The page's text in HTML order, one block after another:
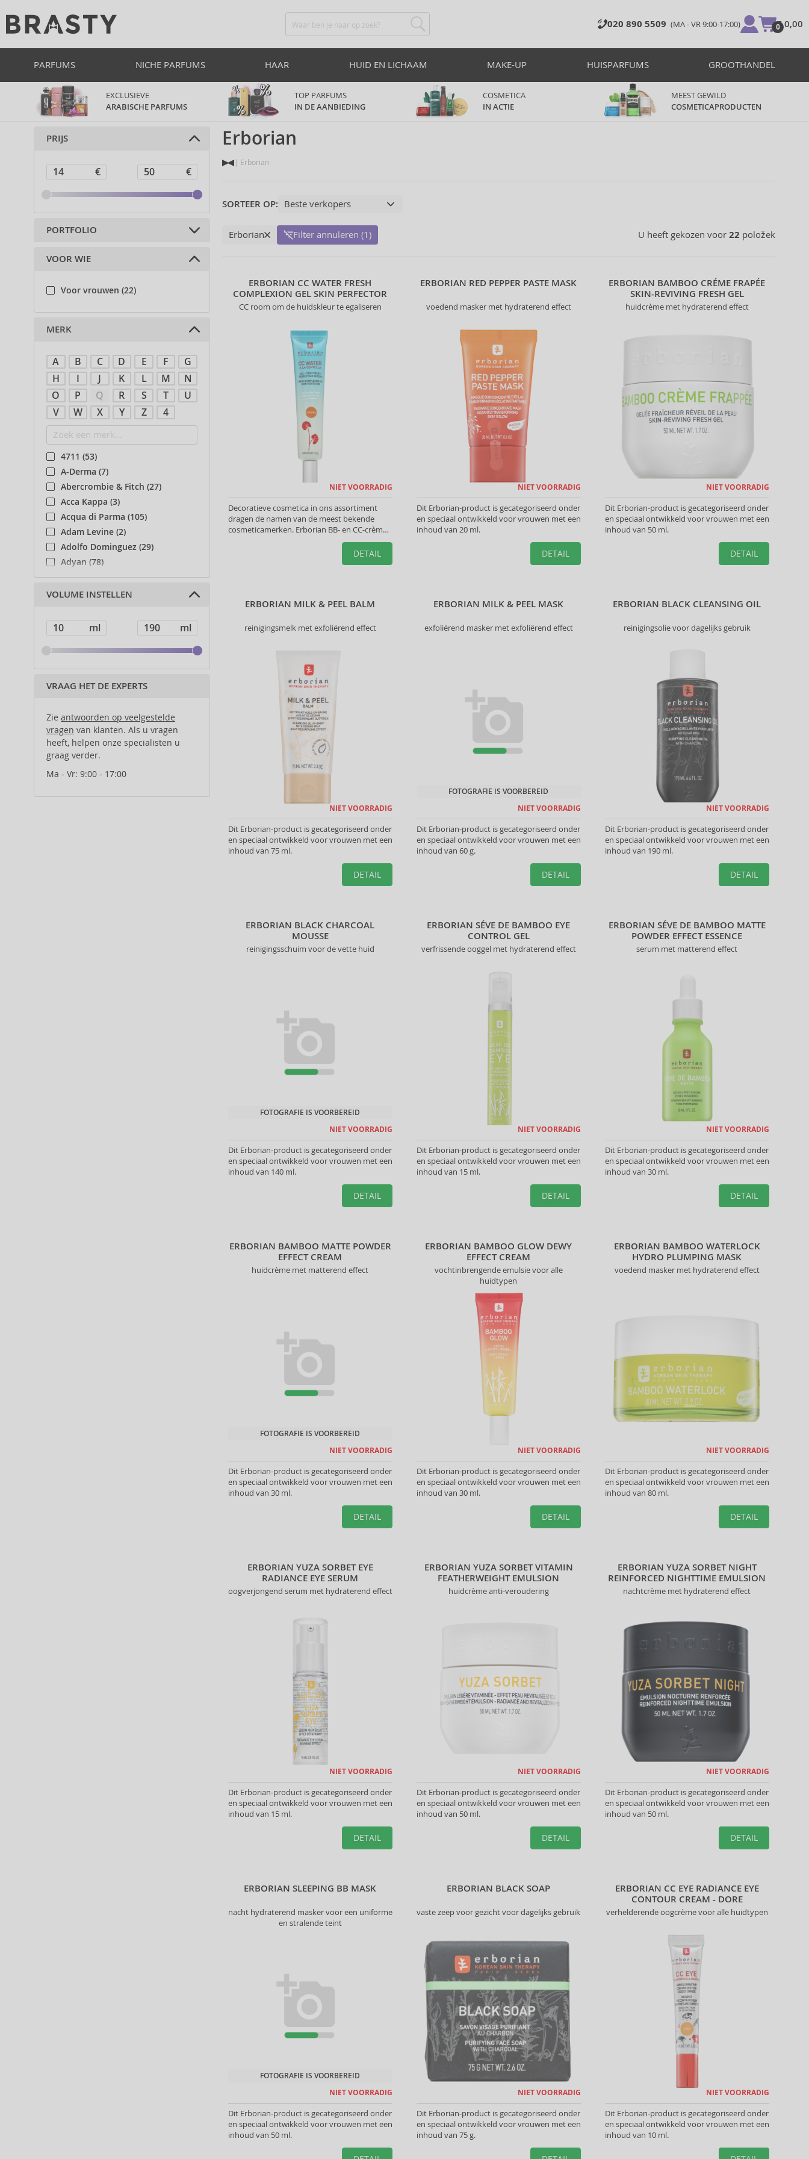
020 890 5509 (MA - VR 9:00-17:00) 0
€ 0,00
PARFUMS NICHE PARFUMS HAAR HUID EN LICHAAM MAKE-UP HUISPARFUMS GROOTHANDEL
EXCLUSIEVE
ARABISCHE PARFUMS
TOP PARFUMS
IN DE AANBIEDING
COSMETICA
IN ACTIE
MEEST GEWILD
COSMETICAPRODUCTEN
Erborian
Erborian
SORTEER OP:
U heeft gekozen voor 22 položek
Erborian Filter annuleren (1)
ERBORIAN CC WATER FRESH
COMPLEXION GEL SKIN PERFECTOR
CC room om de huidskleur te egaliseren
NIET VOORRADIG
Decoratieve cosmetica in ons assortiment
dragen de namen van de meest bekende
cosmeticamerken. Erborian BB- en CC-crèmes
helpen u de perfecte look te creëren.
DETAIL
ERBORIAN RED PEPPER PASTE MASK
voedend masker met hydraterend effect
NIET VOORRADIG
Dit Erborian-product is gecategoriseerd onder
en speciaal ontwikkeld voor vrouwen met een
inhoud van 20 ml.
DETAIL
ERBORIAN BAMBOO CRÉME FRAPÉE
SKIN-REVIVING FRESH GEL
huidcrème met hydraterend effect
NIET VOORRADIG
Dit Erborian-product is gecategoriseerd onder
en speciaal ontwikkeld voor vrouwen met een
inhoud van 50 ml.
DETAIL
ERBORIAN MILK & PEEL BALM
reinigingsmelk met exfoliërend effect
NIET VOORRADIG
Dit Erborian-product is gecategoriseerd onder
en speciaal ontwikkeld voor vrouwen met een
inhoud van 75 ml.
DETAIL
ERBORIAN MILK & PEEL MASK
exfoliërend masker met exfoliërend effect
FOTOGRAFIE IS VOORBEREID
NIET VOORRADIG
Dit Erborian-product is gecategoriseerd onder
en speciaal ontwikkeld voor vrouwen met een
inhoud van 60 g.
DETAIL
ERBORIAN BLACK CLEANSING OIL
reinigingsolie voor dagelijks gebruik
NIET VOORRADIG
Dit Erborian-product is gecategoriseerd onder
en speciaal ontwikkeld voor vrouwen met een
inhoud van 190 ml.
DETAIL
ERBORIAN BLACK CHARCOAL
MOUSSE
reinigingsschuim voor de vette huid
FOTOGRAFIE IS VOORBEREID
NIET VOORRADIG
Dit Erborian-product is gecategoriseerd onder
en speciaal ontwikkeld voor vrouwen met een
inhoud van 140 ml.
DETAIL
ERBORIAN SÉVE DE BAMBOO EYE
CONTROL GEL
verfrissende ooggel met hydraterend effect
NIET VOORRADIG
Dit Erborian-product is gecategoriseerd onder
en speciaal ontwikkeld voor vrouwen met een
inhoud van 15 ml.
DETAIL
ERBORIAN SÉVE DE BAMBOO MATTE
POWDER EFFECT ESSENCE
serum met matterend effect
NIET VOORRADIG
Dit Erborian-product is gecategoriseerd onder
en speciaal ontwikkeld voor vrouwen met een
inhoud van 30 ml.
DETAIL
ERBORIAN BAMBOO MATTE POWDER
EFFECT CREAM
huidcrème met matterend effect
FOTOGRAFIE IS VOORBEREID
NIET VOORRADIG
Dit Erborian-product is gecategoriseerd onder
en speciaal ontwikkeld voor vrouwen met een
inhoud van 30 ml.
DETAIL
ERBORIAN BAMBOO GLOW DEWY
EFFECT CREAM
vochtinbrengende emulsie voor alle
huidtypen
NIET VOORRADIG
Dit Erborian-product is gecategoriseerd onder
en speciaal ontwikkeld voor vrouwen met een
inhoud van 30 ml.
DETAIL
ERBORIAN BAMBOO WATERLOCK
HYDRO PLUMPING MASK
voedend masker met hydraterend effect
NIET VOORRADIG
Dit Erborian-product is gecategoriseerd onder
en speciaal ontwikkeld voor vrouwen met een
inhoud van 80 ml.
DETAIL
ERBORIAN YUZA SORBET EYE
RADIANCE EYE SERUM
oogverjongend serum met hydraterend effect
NIET VOORRADIG
Dit Erborian-product is gecategoriseerd onder
en speciaal ontwikkeld voor vrouwen met een
inhoud van 15 ml.
DETAIL
ERBORIAN YUZA SORBET VITAMIN
FEATHERWEIGHT EMULSION
huidcrème anti-veroudering
NIET VOORRADIG
Dit Erborian-product is gecategoriseerd onder
en speciaal ontwikkeld voor vrouwen met een
inhoud van 50 ml.
DETAIL
ERBORIAN YUZA SORBET NIGHT
REINFORCED NIGHTTIME EMULSION
nachtcrème met hydraterend effect
NIET VOORRADIG
Dit Erborian-product is gecategoriseerd onder
en speciaal ontwikkeld voor vrouwen met een
inhoud van 50 ml.
DETAIL
ERBORIAN SLEEPING BB MASK
nacht hydraterend masker voor een uniforme
en stralende teint
FOTOGRAFIE IS VOORBEREID
NIET VOORRADIG
Dit Erborian-product is gecategoriseerd onder
en speciaal ontwikkeld voor vrouwen met een
inhoud van 50 ml.
ERBORIAN BLACK SOAP
vaste zeep voor gezicht voor dagelijks gebruik
NIET VOORRADIG
Dit Erborian-product is gecategoriseerd onder
en speciaal ontwikkeld voor vrouwen met een
inhoud van 75 g.
ERBORIAN CC EYE RADIANCE EYE
CONTOUR CREAM - DORE
verhelderende oogcrème voor alle huidtypen
NIET VOORRADIG
Dit Erborian-product is gecategoriseerd onder
en speciaal ontwikkeld voor vrouwen met een
inhoud van 10 ml.
PRIJS
PORTFOLIO
Cosmetica voor huid en lichaam
Decoratieve cosmetica (2)
VOOR WIE
Voor vrouwen (22)
MERK
A B C D E F
G
H
I J K L M
N
O
P Q R S T
U
V
W X Y Z 4
4711 (53)
A-Derma (7)
Abercrombie & Fitch (27)
Acca Kappa (3)
Acqua di Parma (105)
Adam Levine (2)
Adolfo Dominguez (29)
Adyan (78)
Affinage (1)
Afnan (83)
Ahava (49)
Aigner (42)
Ajmal (87)
Al Haramain (178)
Al Wataniah (79)
Alcina (156)
Alexander McQueen (2)
Alexandre.J (31)
Alfaparf Milano (175)
Alfred Sung (7)
VOLUME INSTELLEN
VRAAG HET DE EXPERTS
Zie antwoorden op veelgestelde
vragen van klanten. Als u vragen
heeft, helpen onze specialisten u
graag verder.
Ma - Vr: 9:00 - 17:00